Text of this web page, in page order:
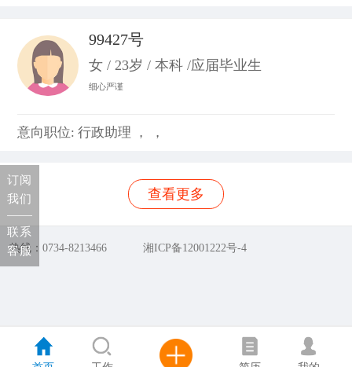
99427号
女 / 23岁 / 本科 /应届毕业生
细心严谨
意向职位: 行政助理 ， ，
查看更多
热线：0734-8213466 湘ICP备12001222号-4
订阅
我们
联系
客服